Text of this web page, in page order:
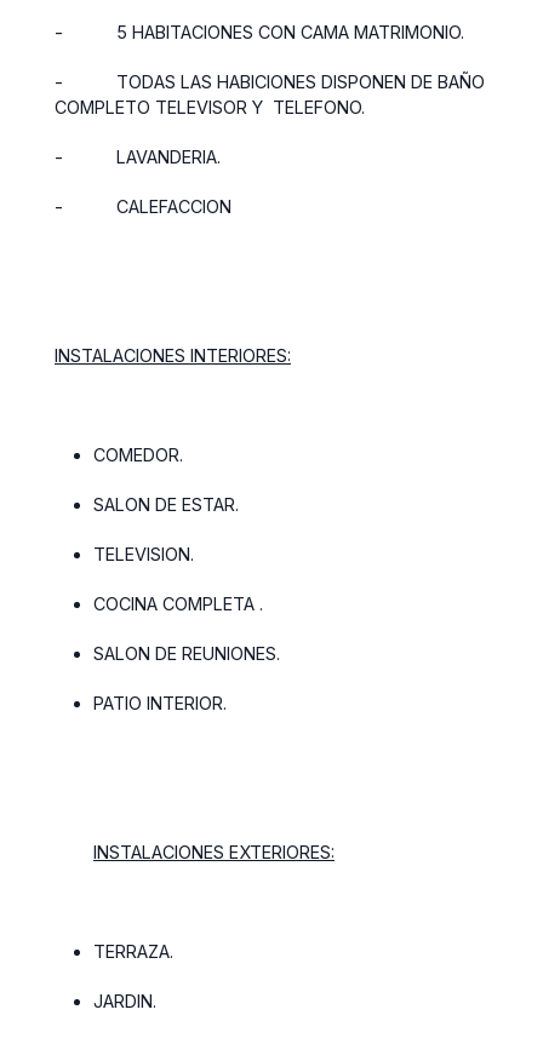
- 5 HABITACIONES CON CAMA MATRIMONIO.
-
TODAS LAS HABICIONES DISPONEN DE BAÑO
COMPLETO TELEVISOR Y TELEFONO.
- LAVANDERIA.
- CALEFACCION
INSTALACIONES INTERIORES:
COMEDOR.
SALON DE ESTAR.
TELEVISION.
COCINA COMPLETA .
SALON DE REUNIONES.
PATIO INTERIOR.
INSTALACIONES EXTERIORES:
TERRAZA.
JARDIN.